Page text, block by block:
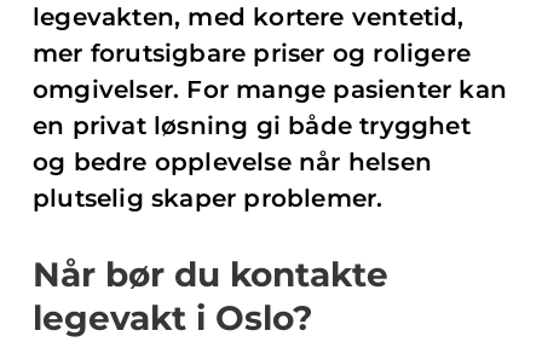
legevakten, med kortere ventetid,
mer forutsigbare priser og roligere
omgivelser. For mange pasienter kan
en privat løsning gi både trygghet
og bedre opplevelse når helsen
plutselig skaper problemer.
Når bør du kontakte
legevakt i Oslo?